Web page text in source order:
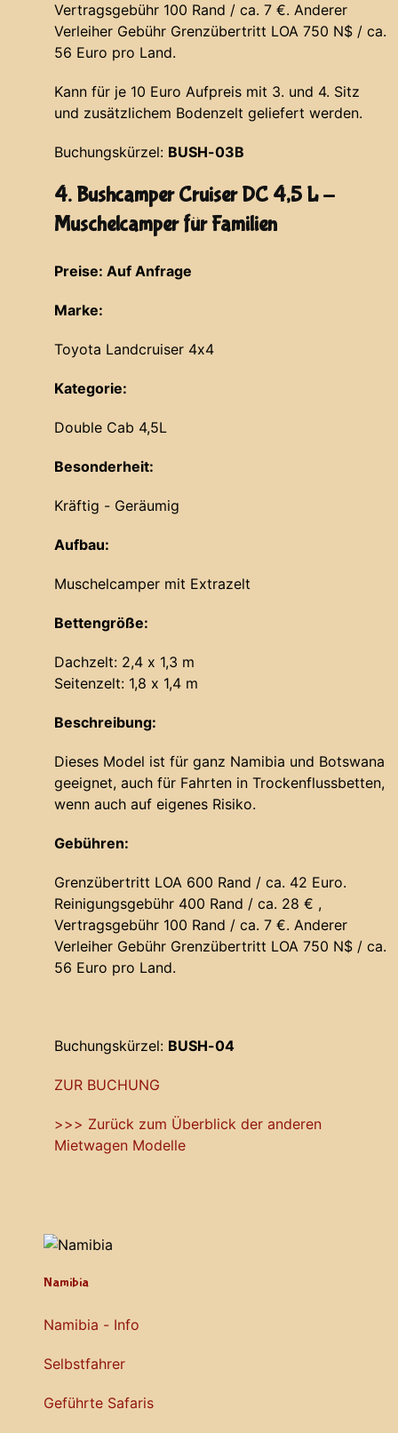
Vertragsgebühr 100 Rand / ca. 7 €. Anderer
Verleiher Gebühr Grenzübertritt LOA 750 N$ / ca.
56 Euro pro Land.
Kann für je 10 Euro Aufpreis mit 3. und 4. Sitz
und zusätzlichem Bodenzelt geliefert werden.
Buchungskürzel: BUSH-03B
4. Bushcamper Cruiser DC 4,5 L -
Muschelcamper für Familien
Preise: Auf Anfrage
Marke:
Toyota Landcruiser 4x4
Kategorie:
Double Cab 4,5L
Besonderheit:
Kräftig - Geräumig
Aufbau:
Muschelcamper mit Extrazelt
Bettengröße:
Dachzelt: 2,4 x 1,3 m
Seitenzelt: 1,8 x 1,4 m
Beschreibung:
Dieses Model ist für ganz Namibia und Botswana
geeignet, auch für Fahrten in Trockenflussbetten,
wenn auch auf eigenes Risiko.
Gebühren:
Grenzübertritt LOA 600 Rand / ca. 42 Euro.
Reinigungsgebühr 400 Rand / ca. 28 € ,
Vertragsgebühr 100 Rand / ca. 7 €. Anderer
Verleiher Gebühr Grenzübertritt LOA 750 N$ / ca.
56 Euro pro Land.
Buchungskürzel: BUSH-04
ZUR BUCHUNG
>>> Zurück zum Überblick der anderen
Mietwagen Modelle
Namibia
Namibia - Info
Selbstfahrer
Geführte Safaris